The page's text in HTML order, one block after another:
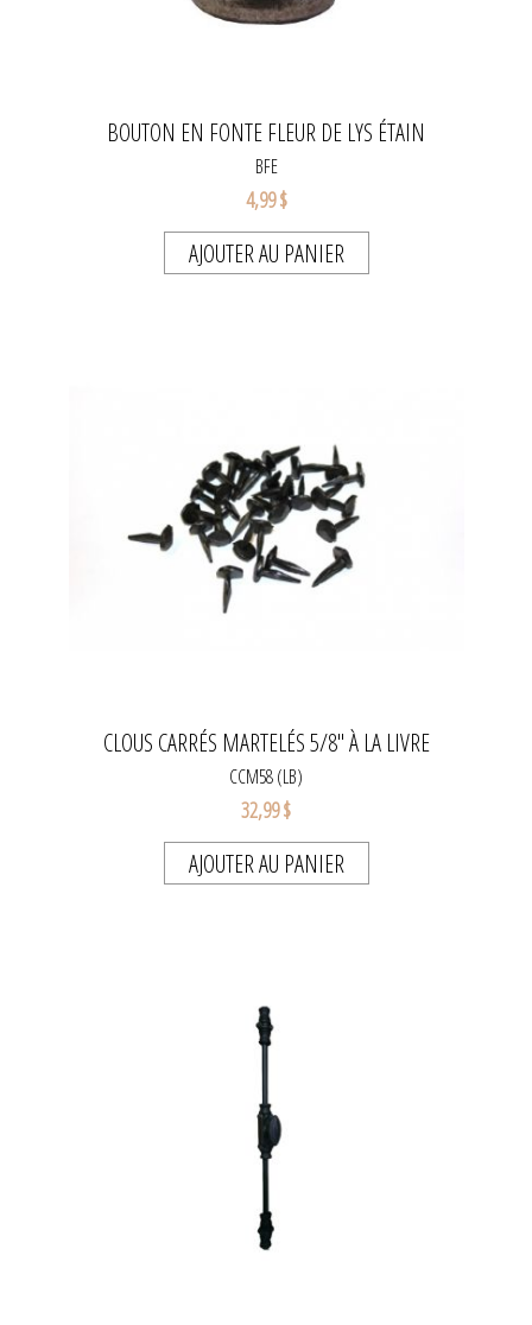
BOUTON EN FONTE FLEUR DE LYS ÉTAIN
BFE
4,99 $
AJOUTER AU PANIER
CLOUS CARRÉS MARTELÉS 5/8" À LA LIVRE
CCM58 (LB)
32,99 $
AJOUTER AU PANIER